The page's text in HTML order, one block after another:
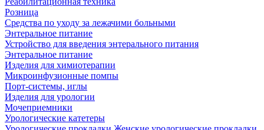
Розница
Средства по уходу за лежачими больными
Энтеральное питание
Устройство для введения энтерального питания
Энтеральное питание
Изделия для химиотерапии
Микроинфузионные помпы
Порт-системы, иглы
Изделия для урологии
Мочеприемники
Урологические катетеры